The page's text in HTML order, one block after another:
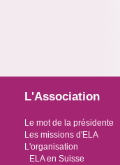
L'Association
Le mot de la présidente
Les missions d'ELA
L'organisation
ELA en Suisse